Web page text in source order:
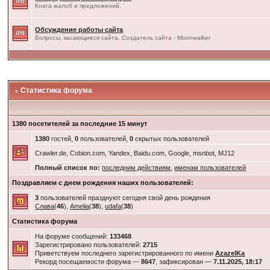
Книга жалоб и предложений.
Обсуждение работы сайта
Вопросы, касающиеся сайта. Создатель сайта - Moonwalker
Статистика форума
1380 посетителей за последние 15 минут
1380 гостей,0 пользователей,0 скрытых пользователей
Crawler.de, Cobion.com, Yandex, Baidu.com, Google, msnbot, MJ12
Полный список по: последним действиям ,именам пользователей
Поздравляем с днем рождения наших пользователей:
3 пользователей празднуют сегодня свой день рождения
Слава(46),Amelia(38),udafa(38)
Статистика форума
На форуме сообщений:133468
Зарегистрировано пользователей:2715
Приветствуем последнего зарегистрированного по имениAzazelKa
Рекорд посещаемости форума —8647 , зафиксирован —7.11.2025, 18:17